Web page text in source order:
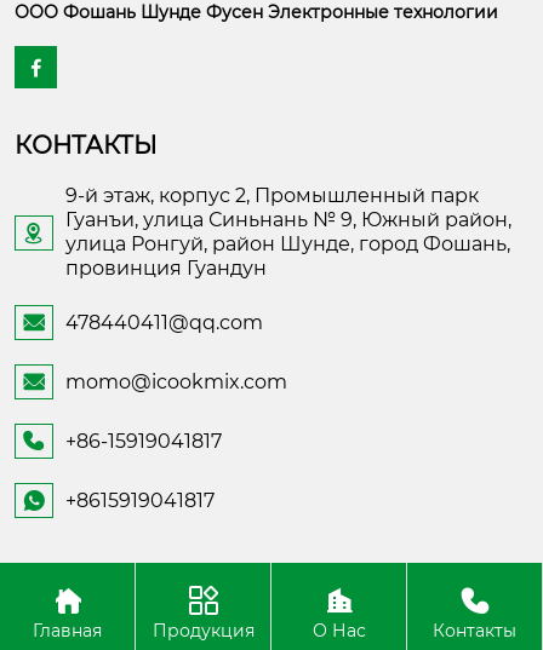
ООО Фошань Шунде Фусен Электронные технологии

КОНТАКТЫ

9-й этаж, корпус 2, Промышленный парк
Гуанъи, улица Синьнань № 9, Южный район,
улица Ронгуй, район Шунде, город Фошань,
провинция Гуандун
 478440411@qq.com
 momo@icookmix.com
 +86-15919041817
 +8615919041817
Copyright ©Foshan Shunde Fusheng Electronic
Technology
Главная Продукция О Нас Контакты